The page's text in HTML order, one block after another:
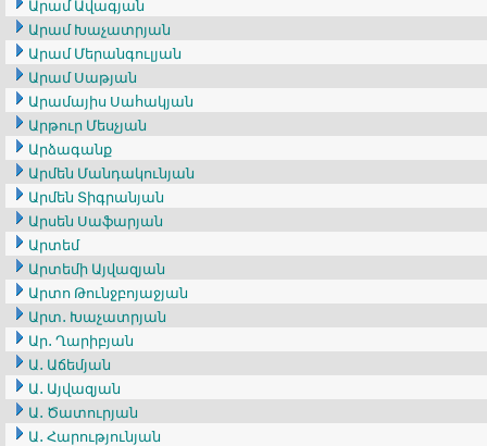
Արամ Ավագյան
Արամ Խաչատրյան
Արամ Մերանգուլյան
Արամ Սաթյան
Արամայիս Սահակյան
Արթուր Մեսչյան
Արձագանք
Արմեն Մանդակունյան
Արմեն Տիգրանյան
Արսեն Սաֆարյան
Արտեմ
Արտեմի Այվազյան
Արտո Թունջբոյաջյան
Արտ․ Խաչատրյան
Ար․ Ղարիբյան
Ա․ Աճեմյան
Ա․ Այվազյան
Ա․ Ծատուրյան
Ա․ Հարությունյան